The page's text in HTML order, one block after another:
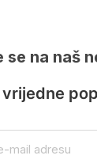
se na naš
vrijedne